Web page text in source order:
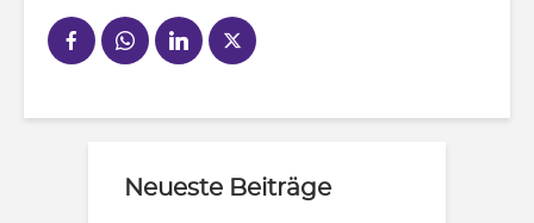
Neueste Beiträge